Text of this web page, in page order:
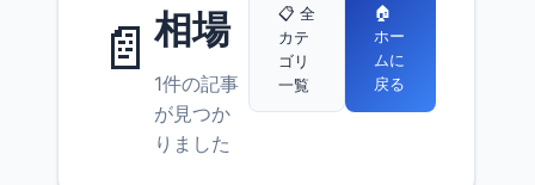
📄 相場
1件の記事
が見つか
りました
📋 全
カテ
ゴリ
一覧
🏠
ホー
ムに
戻る